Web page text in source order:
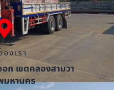
งเรา
ก เขตคลองสามวา
มหานคร